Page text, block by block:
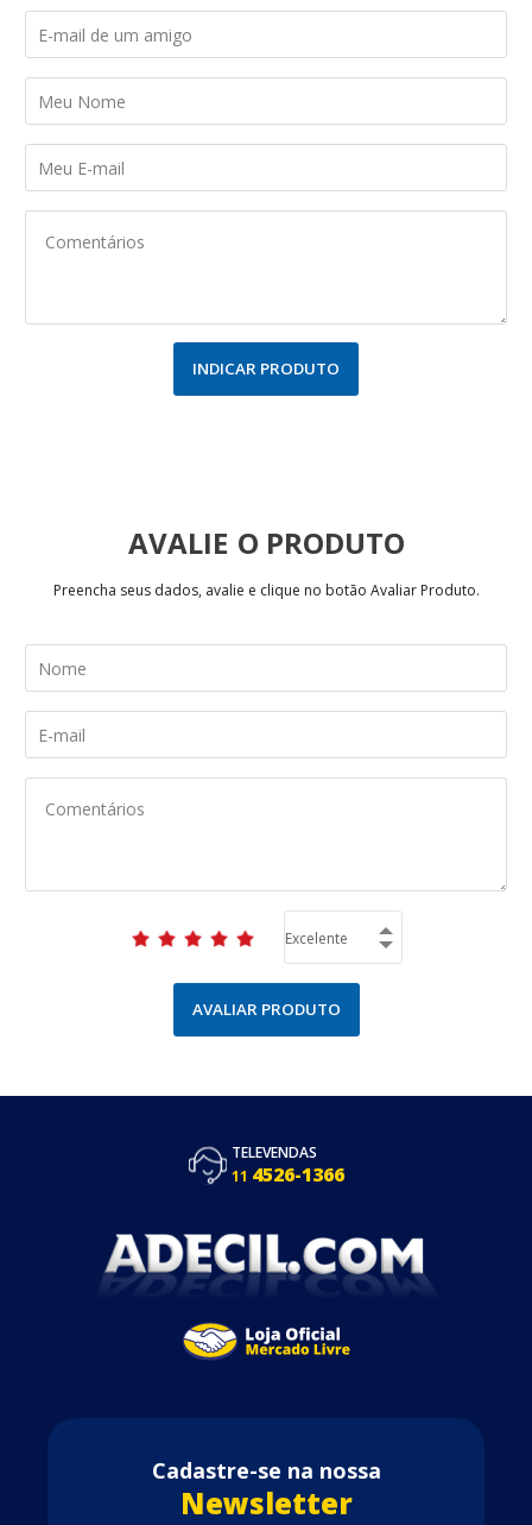
INDICAR PRODUTO
AVALIE
Preencha seus dados, avalie e clique no botão Avaliar Produto.
AVALIAR PRODUTO
TELEVENDAS
11 4526-1366
Cadastre-se na nossa
Newsletter